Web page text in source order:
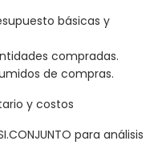
básicas y
compradas.
de compras.
y costos
para análisis